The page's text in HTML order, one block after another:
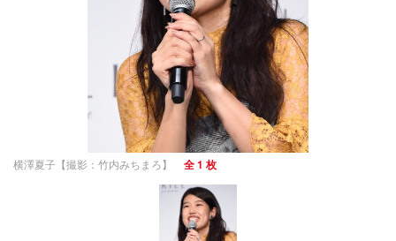
横澤夏子【撮影：竹内みちまろ】 全 1 枚